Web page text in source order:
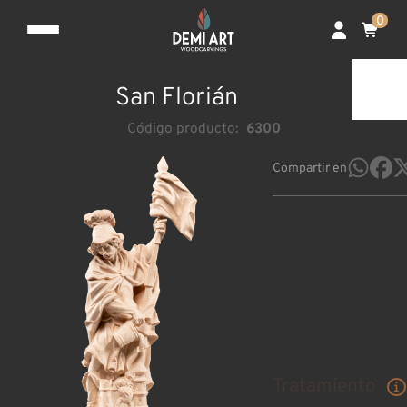
0
San Florián
Código producto: 6300
Compartir en